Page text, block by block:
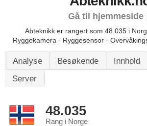
Gå til hjemmeside
Abteknikk er rangert som 48.035 i
Ryggekamera - Ryggesensor -
Analyse Besøkende Innhold
Server
48.035
Rang i Norge